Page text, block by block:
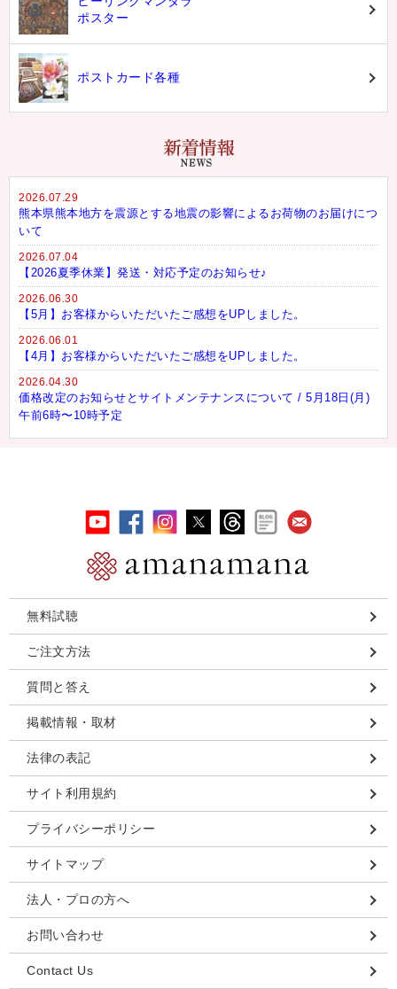
ポスター
ポストカード各種
2026.07.29
熊本県熊本地方を震源とする地震の影響によるお荷物のお届けにつ
いて
2026.07.04
【2026夏季休業】発送・対応予定のお知らせ♪
2026.06.30
【5月】お客様からいただいたご感想をUPしました。
2026.06.01
【4月】お客様からいただいたご感想をUPしました。
2026.04.30
価格改定のお知らせとサイトメンテナンスについて / 5月18日(月)
午前6時〜10時予定
無料試聴
ご注文方法
質問と答え
掲載情報・取材
法律の表記
サイト利用規約
プライバシーポリシー
サイトマップ
法人・プロの方へ
お問い合わせ
Contact Us